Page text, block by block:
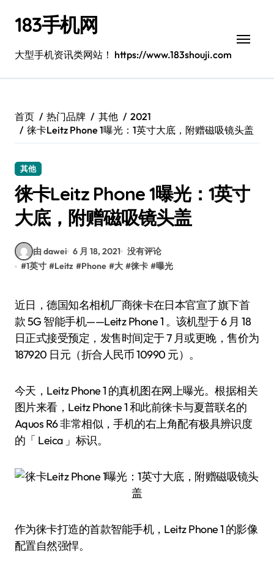
183手机网
大型手机资讯类网站！ https://www.183shouji.com
首页 热门品牌 其他
2021
徕卡Leitz Phone 1曝光：1英寸大底，附赠磁吸镜头盖
其他
徕卡Leitz Phone 1曝光：1英寸
大底，附赠磁吸镜头盖
由 dawei 6 月 18, 2021 没有评论
#1英寸 #Leitz #Phone #大 #徕卡 #曝光
近日，德国知名相机厂商徕卡在日本官宣了旗下首
款 5G 智能手机——Leitz Phone 1 。该机型于 6 月 18
日正式接受预定，发售时间定于 7 月或更晚，售价为
187920 日元（折合人民币 10990 元）。
今天，Leitz Phone 1 的真机图在网上曝光。根据相关
图片来看，Leitz Phone 1 和此前徕卡与夏普联名的
Aquos R6 非常相似，手机的右上角配有极具辨识度
的「 Leica 」标识。
作为徕卡打造的首款智能手机，Leitz Phone 1 的影像
配置自然强悍。